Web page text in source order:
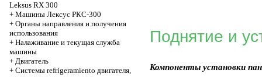
Leksus RX 300
+ Машины Лексус РКС-300
+ Органы направления и получения
использования
+ Налаживание и текущая служба
машины
+ Двигатель
+ Системы refrigeramiento двигателя,
Поднятие и
Компоненты установки